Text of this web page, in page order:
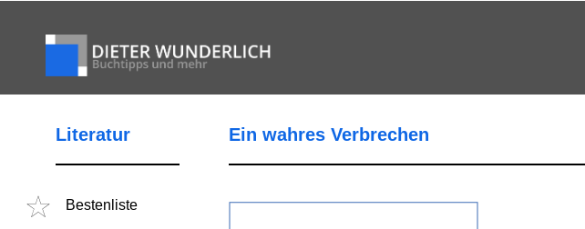
Literatur
Bestenliste
Ein wahres Verbrechen